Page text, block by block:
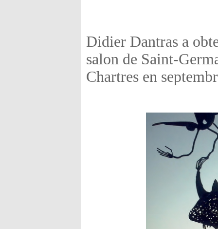
Didier Dantras a
salon de Saint-
Chartres en